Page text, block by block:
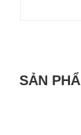
SẢN